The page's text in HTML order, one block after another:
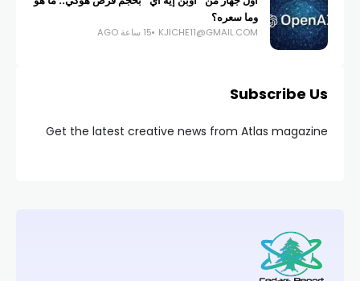
وما سعره؟
KJICHE11@GMAIL.COM 15 ساعة AGO
Subscribe Us
Get the latest creative news from Atlas magazine